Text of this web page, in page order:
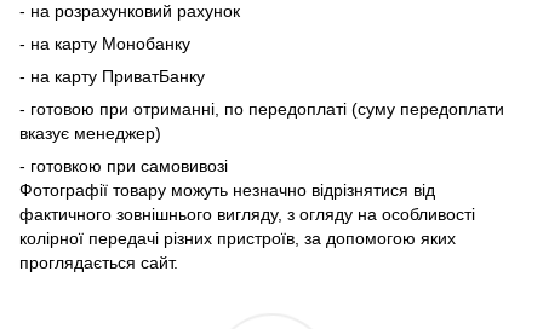
- на розрахунковий рахунок
- на карту Монобанку
- на карту ПриватБанку
- готовою при отриманні, по передоплаті (суму передоплати
вказує менеджер)
- готовкою при самовивозі
Фотографії товару можуть незначно відрізнятися від
фактичного зовнішнього вигляду, з огляду на особливості
колірної передачі різних пристроїв, за допомогою яких
проглядається сайт.